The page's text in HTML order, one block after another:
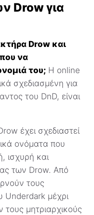
Drow για
Drow και
να
του; Η online
σχεδιασμένη για
του DnD, είναι
έχει σχεδιαστεί
ονόματα που
ισχυρή και
των Drow. Από
τους
Underdark μέχρι
μητριαρχικούς